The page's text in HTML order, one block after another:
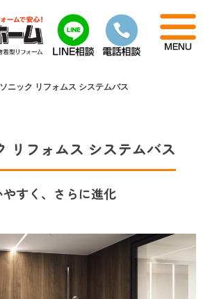
ニック リフォムス システムバス
リフォムス システムバス
すく、さらに進化